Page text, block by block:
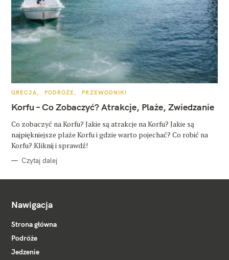
K
T
E
O
R
I
GRECJA PODRÓŻE PRZEWODNIKI
Korfu – Co Zobaczyć? Atrakcje, Plaże, Zwiedzanie
Co zobaczyć na Korfu? Jakie są atrakcje na Korfu? Jakie są
najpiękniejsze plaże Korfu i gdzie warto pojechać? Co robić na
Korfu? Kliknij i sprawdź!
Czytaj dalej
Nawigacja
Strona główna
Podróże
Jedzenie